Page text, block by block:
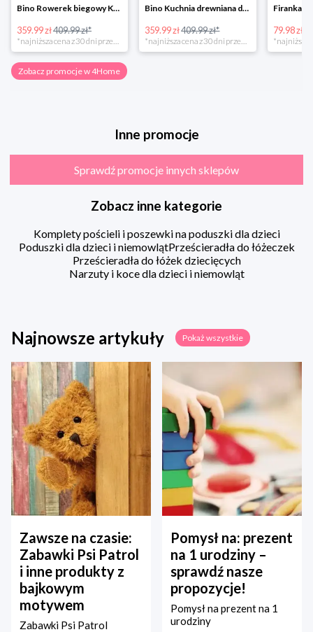
Bino Rowerek biegowy Krecik
359.99 zł409.99 zł*
Bino Kuchnia drewniana dla dzieci Provence
359.99 zł409.99 zł* 79.98 zł
Zobacz promocje w 4Home
Inne promocje
Sprawdź promocje innych sklepów
Zobacz inne kategorie
Komplety pościeli i poszewki na poduszki dla dzieci
Poduszki dla dzieci i niemowlątPrześcieradła do łóżeczek
Prześcieradła do łóżek dziecięcych
Narzuty i koce dla dzieci i niemowląt
Najnowsze artykuły Pokaż wszystkie
Zawsze na czasie:
Zabawki Psi Patrol
i inne produkty z
bajkowym
motywem
Zabawki Psi Patrol
Pomysł na: prezent
na 1 urodziny –
sprawdź nasze
propozycje!
Pomysł na prezent na 1
urodziny